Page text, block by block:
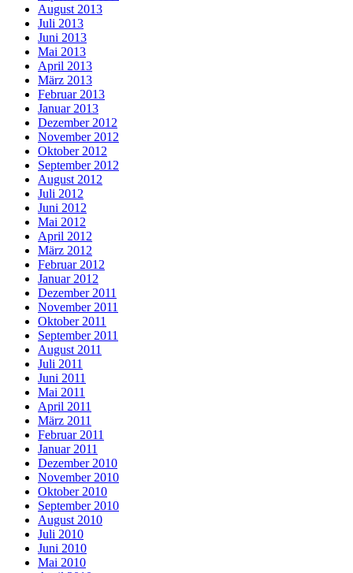
August 2013
Juli 2013
Juni 2013
Mai 2013
April 2013
März 2013
Februar 2013
Januar 2013
Dezember 2012
November 2012
Oktober 2012
September 2012
August 2012
Juli 2012
Juni 2012
Mai 2012
April 2012
März 2012
Februar 2012
Januar 2012
Dezember 2011
November 2011
Oktober 2011
September 2011
August 2011
Juli 2011
Juni 2011
Mai 2011
April 2011
März 2011
Februar 2011
Januar 2011
Dezember 2010
November 2010
Oktober 2010
September 2010
August 2010
Juli 2010
Juni 2010
Mai 2010